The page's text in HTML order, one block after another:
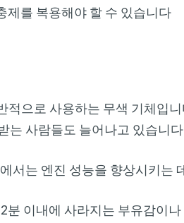
제를 복용해야 할 수 있습니다
으로 사용하는 무색 기체입
는 사람들도 늘어나고 있습니
서는 엔진 성능을 향상시키는
이내에 사라지는 부유감이